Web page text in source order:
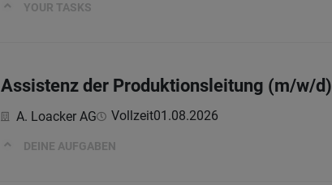
YOUR TASKS
Assistenz der Produktionsleitung (m/w/d)
A. Loacker AG Vollzeit01.08.2026
DEINE AUFGABEN